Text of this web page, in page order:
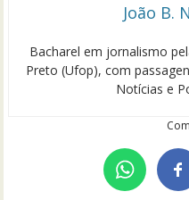
João B.
Bacharel em jornalismo
Preto (Ufop), com
Notícias e